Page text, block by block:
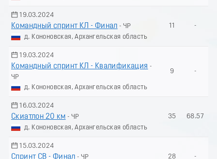
19.03.2024
Командный спринт КЛ - Финал - ЧР
д. Кононовская, Архангельская область
11 -
19.03.2024
Командный спринт КЛ - Квалификация -
ЧР
д. Кононовская, Архангельская область
9 -
16.03.2024
Скиатлон 20 км - ЧР
д. Кононовская, Архангельская область
35 68.57
15.03.2024
Спринт СВ - Финал - ЧР
28 -